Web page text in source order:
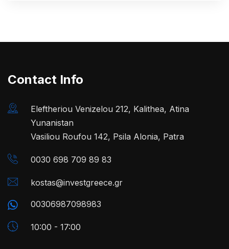
Contact Info
Eleftheriou Venizelou 212, Kalithea, Atina
Yunanistan
Vasiliou Roufou 142, Psila Alonia, Patra
0030 698 709 89 83
kostas@investgreece.gr
00306987098983
10:00 - 17:00